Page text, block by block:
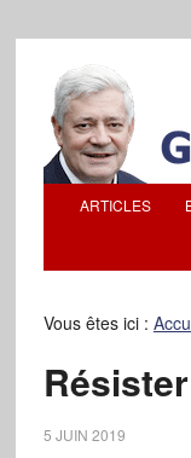
ARTICLES
Vous êtes ici :
5 JUIN 2019